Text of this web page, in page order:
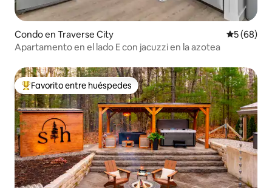
Condo en Traverse City
5 (68)
Apartamento en el lado E con jacuzzi en la azotea
Favorito entre huéspedes preferido
Favorito entre huéspedes